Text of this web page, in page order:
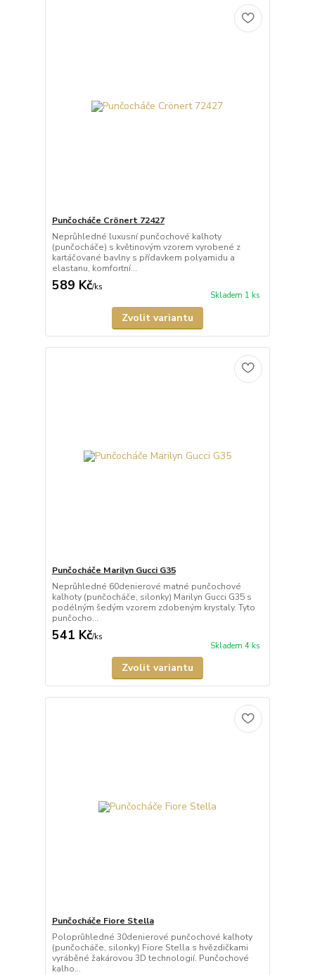
Punčocháče Crönert 72427
Neprůhledné luxusní punčochové kalhoty
(punčocháče) s květinovým vzorem vyrobené z
kartáčované bavlny s přídavkem polyamidu a
elastanu, komfortní...
589 Kč/ks
Skladem 1 ks
Zvolit variantu
Punčocháče Marilyn Gucci G35
Neprůhledné 60denierové matné punčochové
kalhoty (punčocháče, silonky) Marilyn Gucci G35 s
podélným šedým vzorem zdobeným krystaly. Tyto
punčocho...
541 Kč/ks
Skladem 4 ks
Zvolit variantu
Punčocháče Fiore Stella
Poloprůhledné 30denierové punčochové kalhoty
(punčocháče, silonky) Fiore Stella s hvězdičkami
vyráběné žakárovou 3D technologií. Punčochové
kalho...